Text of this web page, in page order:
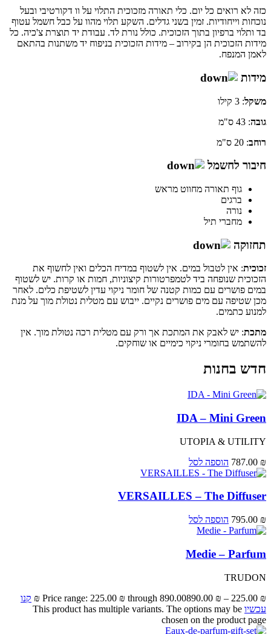
כזה לא רואים כל יום. כלי תאורה מזכוכית התלוי על וו דקורטיבי ובעל
נוכחות וייחודיות. זמין בשני גדלים. השקע תלוי מהוו על כבל חשמל עטוף
בד ותלוי ברפיון בתוך הזכוכית. כולל נורת לד. עבודת יד תוצרת צ'כיה. כל
מידות הזכוכית הן בקירוב – מידות הזכוכית בניפוח יד משתנות בהתאם
לאמן המנפח.
מידות
משקל: 3 קילו
גובה: 43 ס"מ
רוחב: 20 ס"מ
חיבור לחשמל
גוף תאורה מחווט מראש
ברגים
נורה
מחברי תיל
תחזוקה
זכוכית: אין לטבול במים. אין לשטוף במדיח הכלים ואין לחשוף את
הזכוכית שנופחה ביד לטמפרטורות קיצוניות, חמות או קרות. יש לשטוף
במים פושרים עם כמות קטנה של חומר ניקוי עדין לשטיפת כלים. לאחר
מכן שטיפה עם מים פושרים נקיים. ייבוש עם מטלית נטולת מוך על מנת
למנוע כתמים.
מתכת: יש לאבק את המתכת אך ורק עם מטלית רכה נטולת מוך. אין
להשתמש בחומרי ניקוי כימיים או שוחקים.
חדש בחנות
IDA – Mini Green
UTOPIA & UTILITY
787.00 ₪ הוספה לסל
VERSAILLES – The Diffuser
795.00 ₪ הוספה לסל
Medie – Parfum
TRUDON
225.00 ₪
–
890.00 ₪
Price range: 225.00 ₪ through 890.00 ₪
קנו
עכשיו This product has multiple variants. The options may be
chosen on the product page